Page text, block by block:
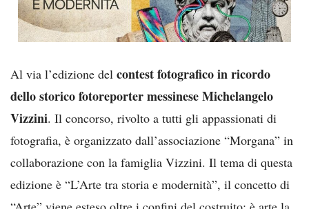
Al via l’edizione del contest fotografico in ricordo
dello storico fotoreporter messinese Michelangelo
Vizzini. Il concorso, rivolto a tutti gli appassionati di
fotografia, è organizzato dall’associazione “Morgana” in
collaborazione con la famiglia Vizzini. Il tema di questa
edizione è “L’Arte tra storia e modernità”, il concetto di